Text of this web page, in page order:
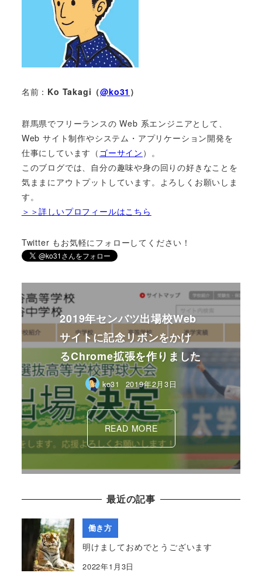
名前： Ko Takagi（@ko31 ）
群馬県でフリーランスの Web 系エンジニアとして、
Web サイト制作やシステム・アプリケーション開発を
仕事にしています（ ゴーサイン ）。
このブログでは、自分の趣味や身の回りの好きなことを
気ままにアウトプットしています。よろしくお願いしま
す。
＞＞詳しいプロフィールはこちら
Twitter もお気軽にフォローしてください！
2019年センバツ出場校Web
サイトに記念リボンをかけ
るChrome拡張を作りました
ko31 2019年2月3日
READ MORE
最近の記事
働き方
明けましておめでとうございます
2022年1月3日